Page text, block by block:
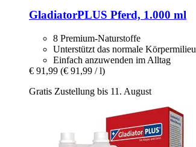
GladiatorPLUS Pferd, 1.000 ml
8 Premium-Naturstoffe
Unterstützt das normale Körpermilieu
Einfach anzuwenden im Alltag
€ 91,99 (€ 91,99 / l)
Gratis Zustellung bis 11. August